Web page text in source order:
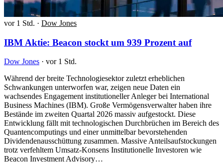
vor 1 Std. · Dow Jones
IBM Aktie: Beacon stockt um 939 Prozent auf
Dow Jones · vor 1 Std.
Während der breite Technologiesektor zuletzt erheblichen
Schwankungen unterworfen war, zeigen neue Daten ein
wachsendes Engagement institutioneller Anleger bei International
Business Machines (IBM). Große Vermögensverwalter haben ihre
Bestände im zweiten Quartal 2026 massiv aufgestockt. Diese
Entwicklung fällt mit technologischen Durchbrüchen im Bereich des
Quantencomputings und einer unmittelbar bevorstehenden
Dividendenausschüttung zusammen. Massive Anteilsaufstockungen
trotz verfehltem Umsatz-Konsens Institutionelle Investoren wie
Beacon Investment Advisory…